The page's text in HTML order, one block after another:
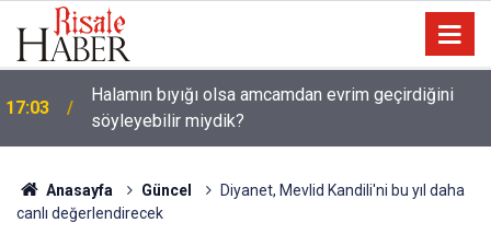
17:03
Halamın bıyığı olsa amcamdan evrim geçirdiğini
söyleyebilir miydik?
16:05
Güneş Tutulması 12 Ağustos'ta: Türkiye'den
görülecek mi?
Anasayfa Güncel
Diyanet, Mevlid Kandili'ni bu yıl daha
canlı değerlendirecek